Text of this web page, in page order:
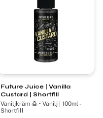
Future Juice | Vanilla
Custard | Shortfill
Vaniljkräm 🍮 • Vanilj | 100ml -
Shortfill